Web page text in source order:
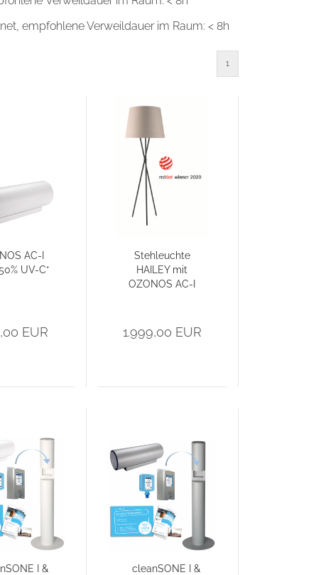
empfohlene Verweildauer im Raum: < 8h
1
AC-I
UV-C*
EUR
Stehleuchte
HAILEY mit
OZONOS AC-I
1.999,00 EUR
I &
cleanSONE I &